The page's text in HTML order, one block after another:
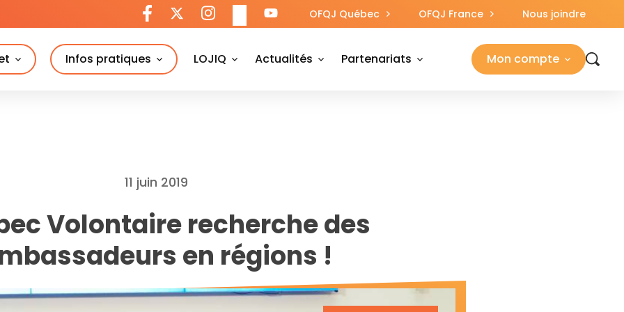
OFQJ Québec OFQJ France Nous joindre
Infos pratiques LOJIQ Actualités Partenariats Mon compte
11 juin 2019
Volontaire recherche des
en régions !